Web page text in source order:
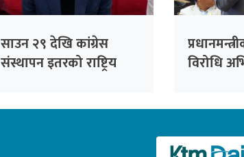
साउन २९ देखि कांग्रेस
संस्थापन इतरको राष्ट्रिय
विरोधि